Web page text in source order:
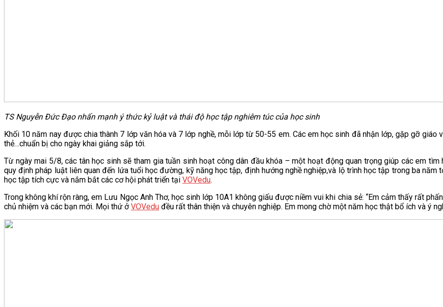
TS Nguyễn Đức Đạo nhấn mạnh ý thức kỷ luật và thái độ học tập nghiêm túccủa học sinh
Khối 10 năm nay được chia thành 7 lớp văn hóa và 7 lớp nghề, mỗi lớp từ 50-55 em. Các em học sinh đã nhận lớp, gặp gỡ
thẻ…chuẩn bị cho ngày khai giảng sắp tới.
Từ ngày mai 5/8, các tân học sinh sẽ tham gia tuần sinh hoạt công dân đầu khóa – một hoạt động quan trọng giúp các em tìm
quy định pháp luật liên quan đến lứa tuổi học đường, kỹ năng học tập, định hướng nghề nghiệp,và lộ trình học tập trong ba
học tập tích cực và nắm bắt các cơ hội phát triển tại VOVedu.
Trong không khí rộn ràng, em Lưu Ngọc Anh Thơ, học sinh lớp 10A1 không giấu được niềm vui khi chia sẻ: “Em cảm thấy rất
chủ nhiệm và các bạn mới. Mọi thứ ởVOVedu đều rất thân thiện và chuyên nghiệp. Em mong chờ một năm học thật bổ ích và ý